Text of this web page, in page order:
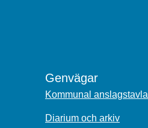
Genvägar
Kommunal anslagstavla
Diarium och arkiv